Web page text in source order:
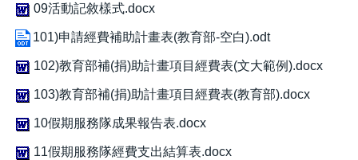
09活動記敘樣式.docx
101)申請經費補助計畫表(教育部-空白).odt
102)教育部補(捐)助計畫項目經費表(文大範例).docx
103)教育部補(捐)助計畫項目經費表(教育部).docx
10假期服務隊成果報告表.docx
11假期服務隊經費支出結算表.docx